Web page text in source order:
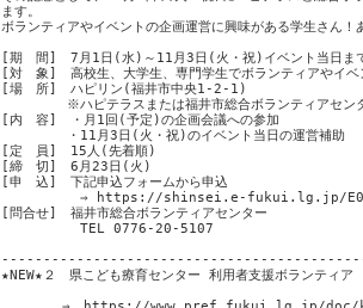
ます。
ボランティアやイベントの企画運営に興味がある学生さん
[期 間] 7月1日(水)～11月3日(火・祝)イベント当日ま
[対 象] 高校生、大学生、専門学生でボランティアやイ
[場 所] ハピリン(福井市中央1-2-1)
※ハピテラスまたは福井市総合ボランティアセンタ
[内 容] ・月1回(予定)の企画会議への参加
・11月3日(火・祝)のイベント当日の運営補助
[定 員] 15人(先着順)
[締 切] 6月23日(火)
[申 込] 下記申込フォームから申込
⇒ https://shinsei.e-fukui.lg.jp/
[問合せ] 福井市総合ボランティアセンター
TEL 0776-20-5107
★NEW★２ 県こども療育センター 利用者支援ボランティ